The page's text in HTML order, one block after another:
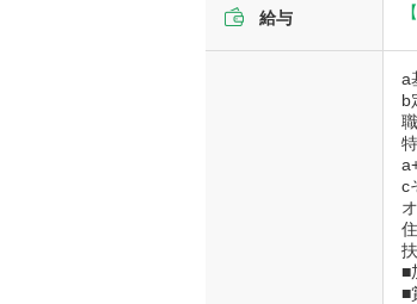
給与
a
b
c
■
■